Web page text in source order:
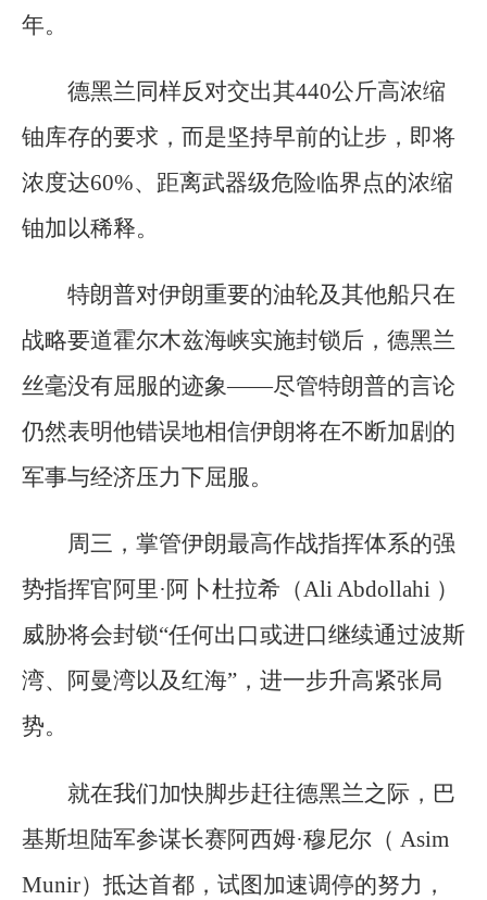
年。
德黑兰同样反对交出其440公斤高浓缩
铀库存的要求，而是坚持早前的让步，即将
浓度达60%、距离武器级危险临界点的浓缩
铀加以稀释。
特朗普对伊朗重要的油轮及其他船只在
战略要道霍尔木兹海峡实施封锁后，德黑兰
丝毫没有屈服的迹象——尽管特朗普的言论
仍然表明他错误地相信伊朗将在不断加剧的
军事与经济压力下屈服。
周三，掌管伊朗最高作战指挥体系的强
势指挥官阿里·阿卜杜拉希（Ali Abdollahi ）
威胁将会封锁“任何出口或进口继续通过波斯
湾、阿曼湾以及红海”，进一步升高紧张局
势。
就在我们加快脚步赶往德黑兰之际，巴
基斯坦陆军参谋长赛阿西姆·穆尼尔（ Asim
Munir）抵达首都，试图加速调停的努力，